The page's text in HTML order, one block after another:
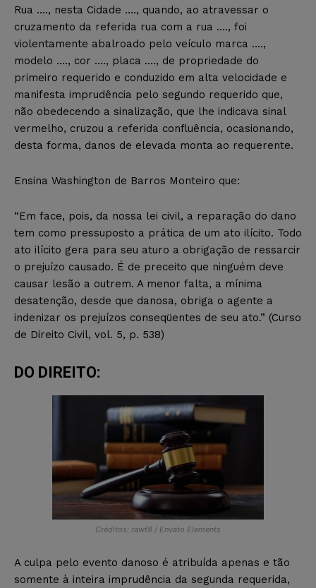
Rua …., nesta Cidade …., quando, ao atravessar o
cruzamento da referida rua com a rua …., foi
violentamente abalroado pelo veículo marca ….,
modelo …., cor …., placa …., de propriedade do
primeiro requerido e conduzido em alta velocidade e
manifesta imprudência pelo segundo requerido que,
não obedecendo a sinalização, que lhe indicava sinal
vermelho, cruzou a referida confluência, ocasionando,
desta forma, danos de elevada monta ao requerente.
Ensina Washington de Barros Monteiro que:
“Em face, pois, da nossa lei civil, a reparação do dano
tem como pressuposto a prática de um ato ilícito. Todo
ato ilícito gera para seu aturo a obrigação de ressarcir
o prejuízo causado. É de preceito que ninguém deve
causar lesão a outrem. A menor falta, a mínima
desatenção, desde que danosa, obriga o agente a
indenizar os prejuízos conseqüentes de seu ato.” (Curso
de Direito Civil, vol. 5, p. 538)
DO DIREITO:
Créditos: rawf8 / Envato Elements
A culpa pelo evento danoso é atribuída apenas e tão
somente à inteira imprudência da segunda requerida,